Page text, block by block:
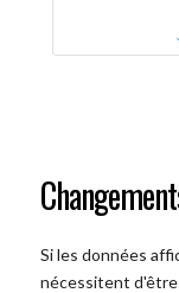
Si les données
nécessitent